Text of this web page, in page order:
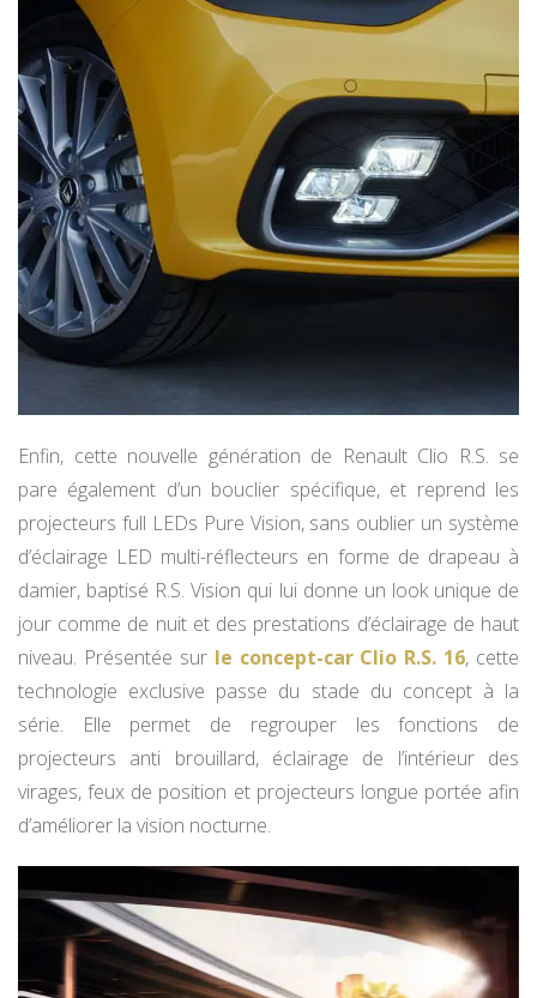
Enfin, cette nouvelle génération de Renault Clio R.S. se
pare également d’un bouclier spécifique, et reprend les
projecteurs full LEDs Pure Vision, sans oublier un système
d’éclairage LED multi-réflecteurs en forme de drapeau à
damier, baptisé R.S. Vision qui lui donne un look unique de
jour comme de nuit et des prestations d’éclairage de haut
niveau. Présentée sur le concept-car Clio R.S. 16, cette
technologie exclusive passe du stade du concept à la
série. Elle permet de regrouper les fonctions de
projecteurs anti brouillard, éclairage de l’intérieur des
virages, feux de position et projecteurs longue portée afin
d’améliorer la vision nocturne.